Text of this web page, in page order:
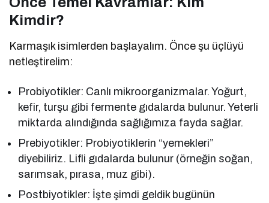
Kimdir?
Karmaşık isimlerden başlayalım. Önce şu üçlüyü
netleştirelim:
Probiyotikler: Canlı mikroorganizmalar. Yoğurt,
kefir, turşu gibi fermente gıdalarda bulunur. Yeterli
miktarda alındığında sağlığımıza fayda sağlar.
Prebiyotikler: Probiyotiklerin “yemekleri”
diyebiliriz. Lifli gıdalarda bulunur (örneğin soğan,
sarımsak, pırasa, muz gibi).
Postbiyotikler: İşte şimdi geldik bugünün